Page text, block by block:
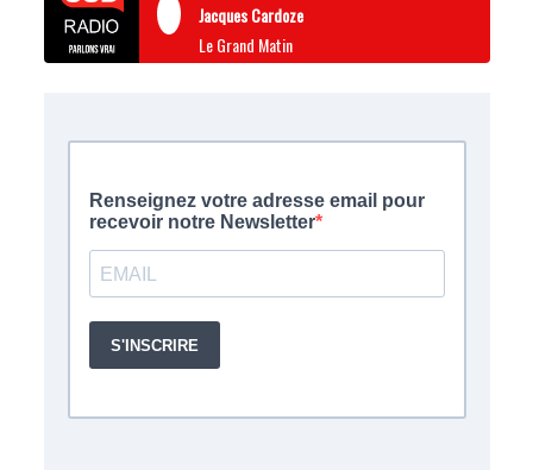
Jacques Cardoze
Le Grand Matin